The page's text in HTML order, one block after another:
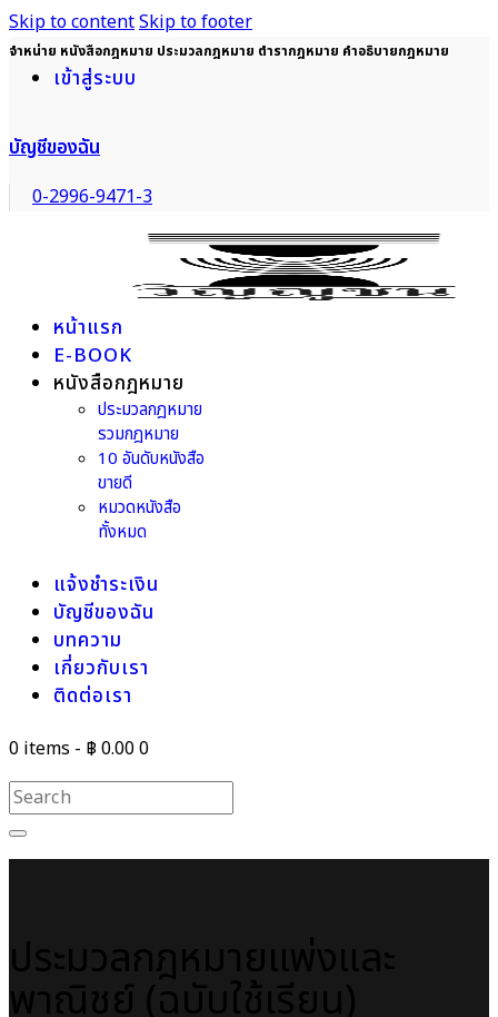
Skip to contentSkip to footer
จำหน่าย หนังสือกฎหมาย ประมวลกฎหมาย ตำรากฎหมาย คำอธิบายกฎหมาย
เข้าสู่ระบบ
บัญชีของฉัน
0-2996-9471-3
หน้าแรก
E-BOOK
หนังสือกฎหมาย
ประมวลกฎหมาย
รวมกฎหมาย
10 อันดับหนังสือ
ขายดี
หมวดหนังสือ
ทั้งหมด
แจ้งชำระเงิน
บัญชีของฉัน
บทความ
เกี่ยวกับเรา
ติดต่อเรา
0 items - ฿ 0.000